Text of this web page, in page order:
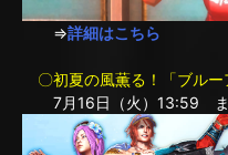
⇒詳細はこちら
〇初夏の風薫る！「ブル
7月16日（火）13:59 ま